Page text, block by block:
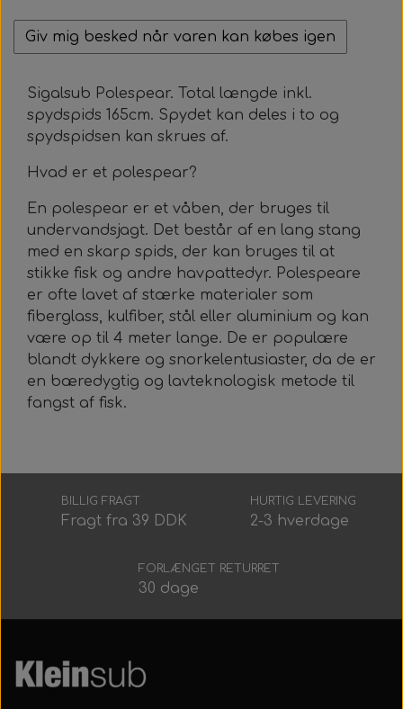
Trigger & Håndtag
Gør Det Selv
Elastik
Metermål
Klar Til Brug
Wishbone
Dyneema & Mono
Metermål
Foto & Video
Tøj
Stickers
Halsvægt
Variabelt Vægt
Markeringsbøje
Tasker & Køleboks
Køleboks
Fangstnet
Bæltebly
Halsvægt
Finner
Bøje + Tilbehør
Snorkel
Træning
Udlejning
Event & Konkurrencer
Giv mig besked når varen kan købes igen
Sigalsub Polespear. Total længde inkl.
spydspids 165cm. Spydet kan deles i to og
spydspidsen kan skrues af.
Hvad er et polespear?
En polespear er et våben, der bruges til
undervandsjagt. Det består af en lang stang
med en skarp spids, der kan bruges til at
stikke fisk og andre havpattedyr. Polespeare
er ofte lavet af stærke materialer som
fiberglass, kulfiber, stål eller aluminium og kan
være op til 4 meter lange. De er populære
blandt dykkere og snorkelentusiaster, da de er
en bæredygtig og lavteknologisk metode til
fangst af fisk.
BILLIG FRAGT
Fragt fra 39 DDK
HURTIG LEVERING
2-3 hverdage
FORLÆNGET RETURRET
30 dage